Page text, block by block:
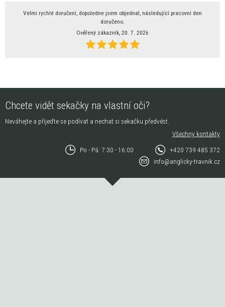
Velmi rychlé doručení, dopoledne jsem objednal, následující pracovní den
doručeno.
Ověřený zákazník, 20. 7. 2026
Chcete vidět sekačky na vlastní oči?
Neváhejte a přijeďte se podívat a nechat si sekačku předvést.
Všechny kontakty
Po - Pá: 7:30 - 16:00
+420 739 485 372
info@anglicky-travnik.cz